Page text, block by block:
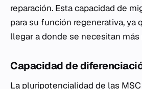
reparación. Esta capacidad de
para su función regenerativa, ya
llegar a donde se necesitan más
Capacidad de
La pluripotencialidad de las